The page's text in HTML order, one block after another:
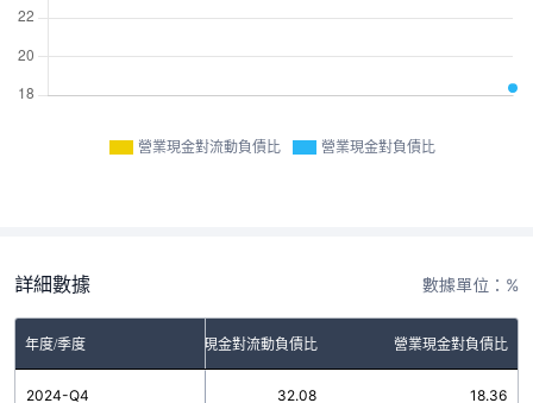
營業現金對流動負債比 營業現金對負債比
詳細數據 數據單位：%
年度/季度 營業現金對流動負債比 營業現金對負債比
2024-Q4 32.08 18.36